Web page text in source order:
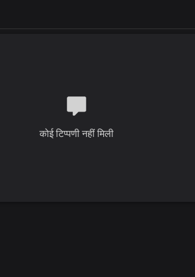
कोई टिप्पणी नहीं मिली